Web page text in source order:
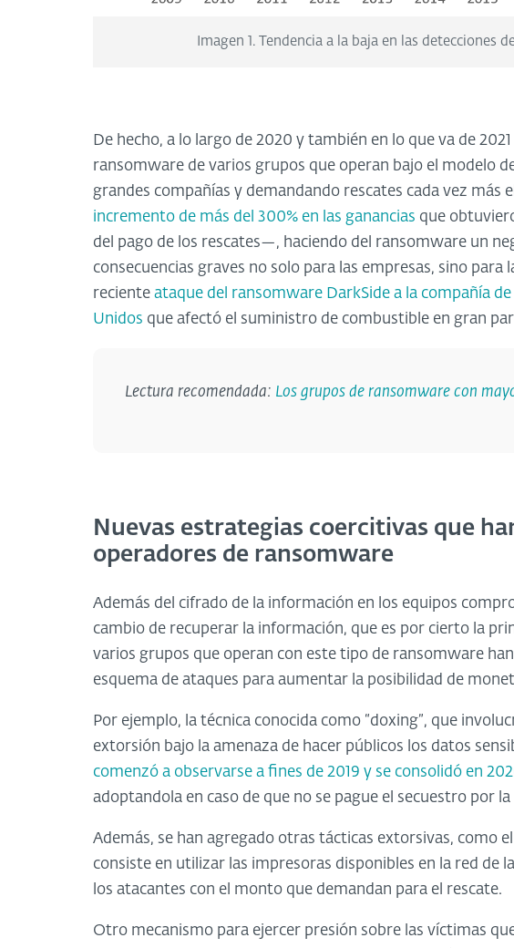
Imagen 1. Tendencia a la baja en las detecciones
De hecho, a lo largo de 2020 y también en lo que va de
ransomware de varios grupos que operan bajo el modelo
grandes compañías y demandando rescates cada vez más
incremento de más del 300% en las ganancias que
del pago de los rescates—, haciendo del ransomware un
consecuencias graves no solo para las empresas, sino para
reciente ataque del ransomware DarkSide a la compañía
Unidos que afectó el suministro de combustible en gran
Lectura recomendada: Los grupos de ransomware con
Nuevas estrategias coercitivas que
operadores de ransomware
Además del cifrado de la información en los equipos
cambio de recuperar la información, que es por cierto la
varios grupos que operan con este tipo de ransomware
esquema de ataques para aumentar la posibilidad de
Por ejemplo, la técnica conocida como “doxing”, que
extorsión bajo la amenaza de hacer públicos los datos
comenzó a observarse a fines de 2019 y se consolidó en
adoptandola en caso de que no se pague el secuestro por
Además, se han agregado otras tácticas extorsivas, como
consiste en utilizar las impresoras disponibles en la red de
los atacantes con el monto que demandan para el rescate.
Otro mecanismo para ejercer presión sobre las víctimas